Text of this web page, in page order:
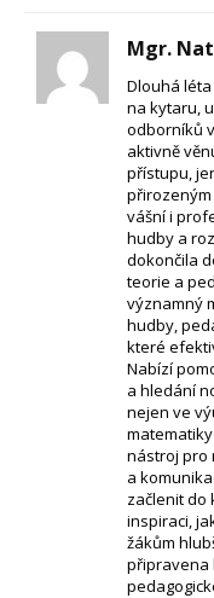
Mgr.
Dlouhá
na kytaru,
odborníků
aktivně
přístupu,
vášní i
hudby a
dokončila
teorie a
významný
hudby,
které
Nabízí
a hledání
nejen ve
nástroj pro
a
začlenit do
inspiraci,
žákům
připravena